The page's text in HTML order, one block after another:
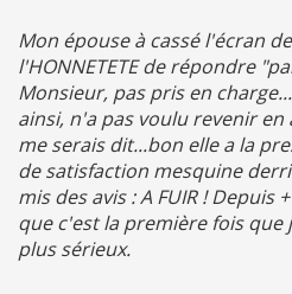
Mon épouse à cassé l'écran
l'HONNETETE de répondre
Monsieur, pas pris en
ainsi, n'a pas voulu revenir
me serais dit...bon elle a la
de satisfaction mesquine
mis des avis : A FUIR !
que c'est la première fois que
plus sérieux.